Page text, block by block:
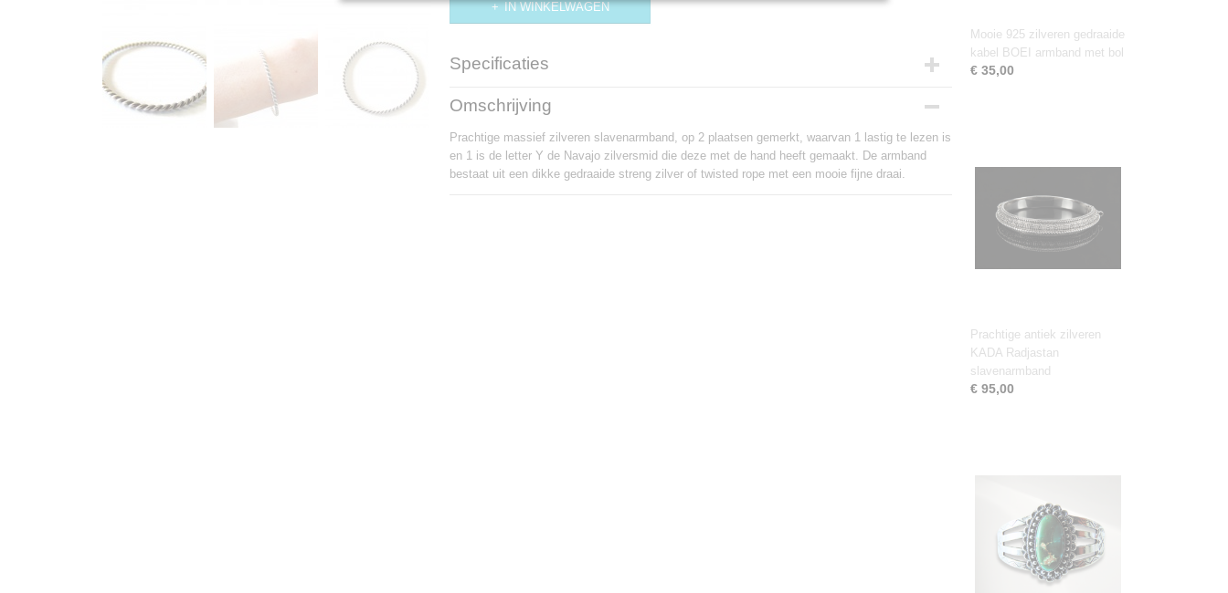
IN WINKELWAGEN
Specificaties
Productcode
Doorsnede
Breedte
0,3 cm
Gewicht
10,4 gram
Omtrek
nvt
Omschrijving
Prachtige massief zilveren slavenarmband, op 2 plaatsen gemerkt, waarvan 1 lastig te lezen is
en 1 is de letter Y de Navajo zilversmid die deze met de hand heeft gemaakt. De armband
bestaat uit een dikke gedraaide streng zilver of twisted rope met een mooie fijne draai.
Mooie 925 zilveren gedraaide
kabel BOEI armband met bol
€ 35,00
Prachtige antiek zilveren
KADA Radjastan
slavenarmband
€ 95,00